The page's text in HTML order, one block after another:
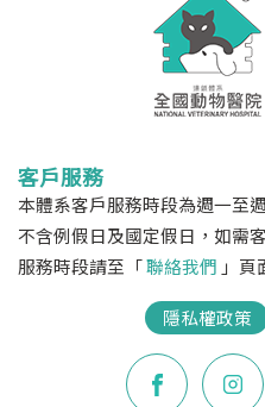
客戶服務
本體系客戶服務時段為週一至
不含例假日及國定假日，如需
服務時段請至「聯絡我們 」頁
隱私權政策